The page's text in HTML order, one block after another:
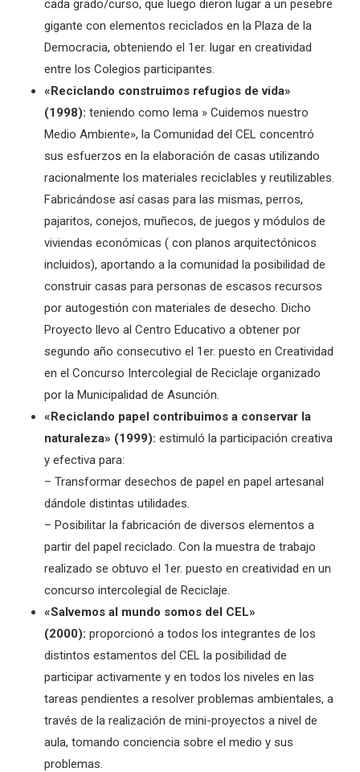
cada grado/curso, que luego dieron lugar a un pesebre
gigante con elementos reciclados en la Plaza de la
Democracia, obteniendo el 1er. lugar en creatividad
entre los Colegios participantes.
«Reciclando construimos refugios de vida»
(1998): teniendo como lema » Cuidemos nuestro
Medio Ambiente», la Comunidad del CEL concentró
sus esfuerzos en la elaboración de casas utilizando
racionalmente los materiales reciclables y reutilizables.
Fabricándose así casas para las mismas, perros,
pajaritos, conejos, muñecos, de juegos y módulos de
viviendas económicas ( con planos arquitectónicos
incluidos), aportando a la comunidad la posibilidad de
construir casas para personas de escasos recursos
por autogestión con materiales de desecho. Dicho
Proyecto llevo al Centro Educativo a obtener por
segundo año consecutivo el 1er. puesto en Creatividad
en el Concurso Intercolegial de Reciclaje organizado
por la Municipalidad de Asunción.
«Reciclando papel contribuimos a conservar la
naturaleza» (1999): estimuló la participación creativa
y efectiva para:
– Transformar desechos de papel en papel artesanal
dándole distintas utilidades.
– Posibilitar la fabricación de diversos elementos a
partir del papel reciclado. Con la muestra de trabajo
realizado se obtuvo el 1er. puesto en creatividad en un
concurso intercolegial de Reciclaje.
«Salvemos al mundo somos del CEL»
(2000): proporcionó a todos los integrantes de los
distintos estamentos del CEL la posibilidad de
participar activamente y en todos los niveles en las
tareas pendientes a resolver problemas ambientales, a
través de la realización de mini-proyectos a nivel de
aula, tomando conciencia sobre el medio y sus
problemas.